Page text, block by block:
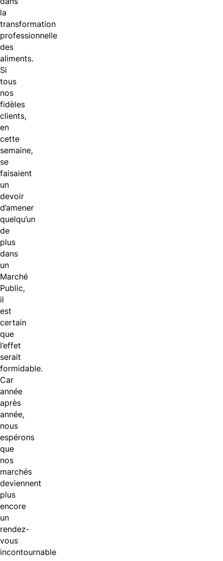
la
transformation
professionnelle
des
aliments.
Si
tous
nos
fidèles
clients,
en
cette
semaine,
se
faisaient
un
devoir
d’amener
quelqu’un
de
plus
dans
un
Marché
Public,
il
est
certain
que
l’effet
serait
formidable.
Car
année
après
année,
nous
espérons
que
nos
marchés
deviennent
plus
encore
un
rendez-
vous
incontournable